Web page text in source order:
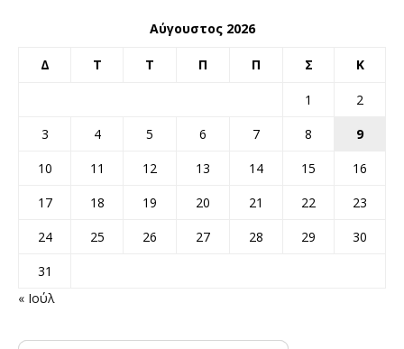
Αύγουστος 2026
Δ Τ Τ Π Π Σ Κ
1
2
3
4 5 6 7 8
9
10
11 12 13 14 15
16
17
18 19 20 21 22
23
24
25 26 27 28 29
30
31
« Ιούλ